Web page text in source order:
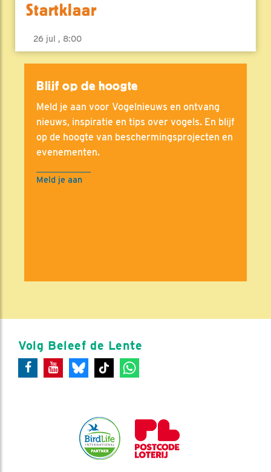
Startklaar
26 jul , 8:00
Blijf op de hoogte
Meld je aan voor Vogelnieuws en ontvang
nieuws, inspiratie en tips over vogels. En blijf
op de hoogte van beschermingsprojecten en
evenementen.
Meld je aan
Volg Beleef de Lente